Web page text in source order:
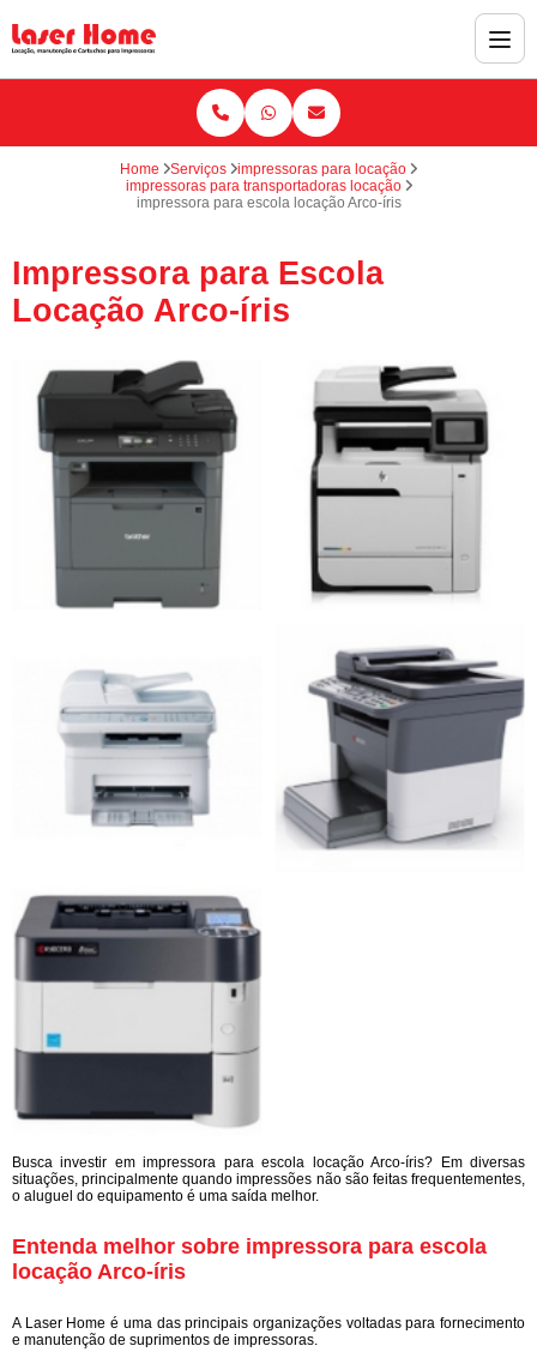
Home Serviços
impressoras para locação
impressoras para transportadoras locação
impressora para escola locação Arco-íris
Impressora para Escola
Locação Arco-íris
Busca investir em impressora para escola locação Arco-íris? Em diversas
situações, principalmente quando impressões não são feitas frequentementes,
o aluguel do equipamento é uma saída melhor.
Entenda melhor sobre impressora para escola
locação Arco-íris
A Laser Home é uma das principais organizações voltadas para fornecimento
e manutenção de suprimentos de impressoras.